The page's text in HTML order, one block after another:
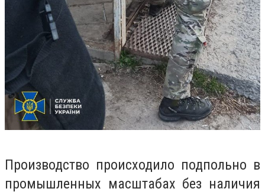
Производство происходило подпольно в
промышленных масштабах без наличия